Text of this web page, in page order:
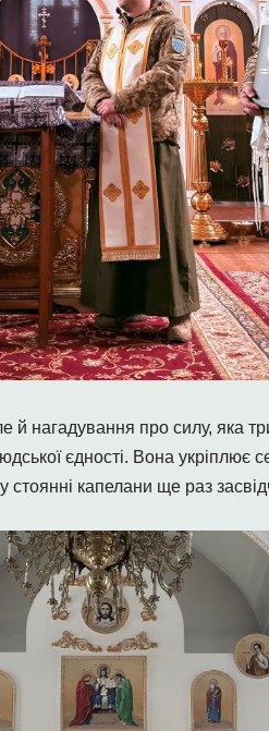
й нагадування про силу, яка
єдності. Вона укріплює
стоянні капелани ще раз